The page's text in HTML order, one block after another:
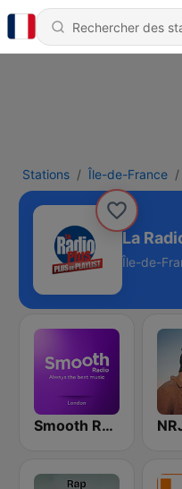
Stations Île-de-France
La
Île-de-
Smooth Radio London